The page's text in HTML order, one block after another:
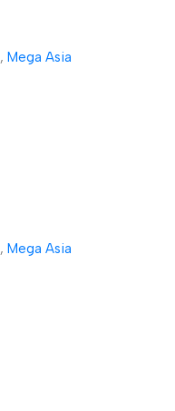
, Mega Asia
, Mega Asia